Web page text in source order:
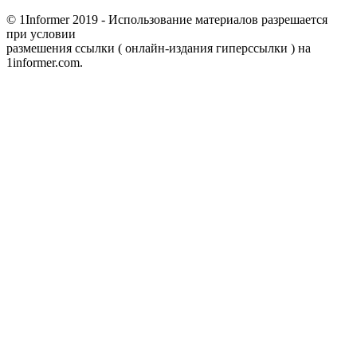
© 1Informer 2019 - Использование материалов разрешается
при условии
размешения ссылки ( онлайн-издания гиперссылки ) на
1informer.com.